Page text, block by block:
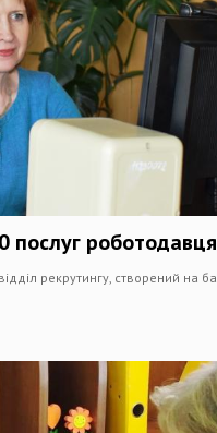
послуг
рекрутингу, створений на